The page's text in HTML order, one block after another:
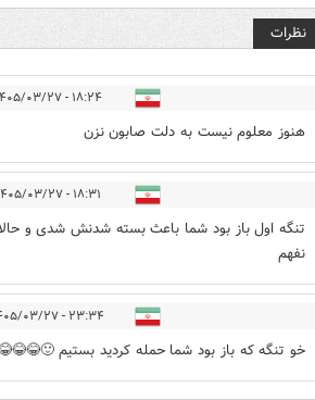
نظرات
۱۸:۲۴ - ۱۴۰۵/۰۳/۲۷
هنوز معلوم نیست به دلت صابون نزن
۱۸:۳۱ - ۱۴۰۵/۰۳/۲۷
تنگه اول باز بود شما باعث بسته شدنش شدی و
نفهم
۲۳:۳۴ - ۱۴۰۵/۰۳/۲۷
خو تنگه که باز بود شما حمله کردید بستیم